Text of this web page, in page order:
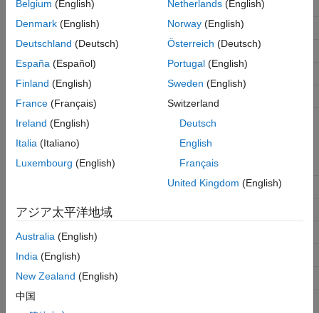
USB
/dev/ttyACM0
TELEM 1
TELEM 2
/dev/ttyS1
Port Numbers for Cube Orange
Labels
UART/USART port number
/dev/ttyACM0
TELEM 1
TELEM 2
GPS1
GPS2
/dev/ttyS5
Belgium (English)
Denmark (English)
Deutschland (Deutsch)
España (Español)
Finland (English)
France (Français)
Ireland (English)
Italia (Italiano)
Luxembourg (English)
Netherlands(English)
Norway(English)
Österreich (Deutsch)
Portugal(English)
Sweden (English)
Switzerland
Deutsch
English
Français
United Kingdom (English)
アジア太平洋地域
Australia (English)
India (English)
New Zealand (English)
中国